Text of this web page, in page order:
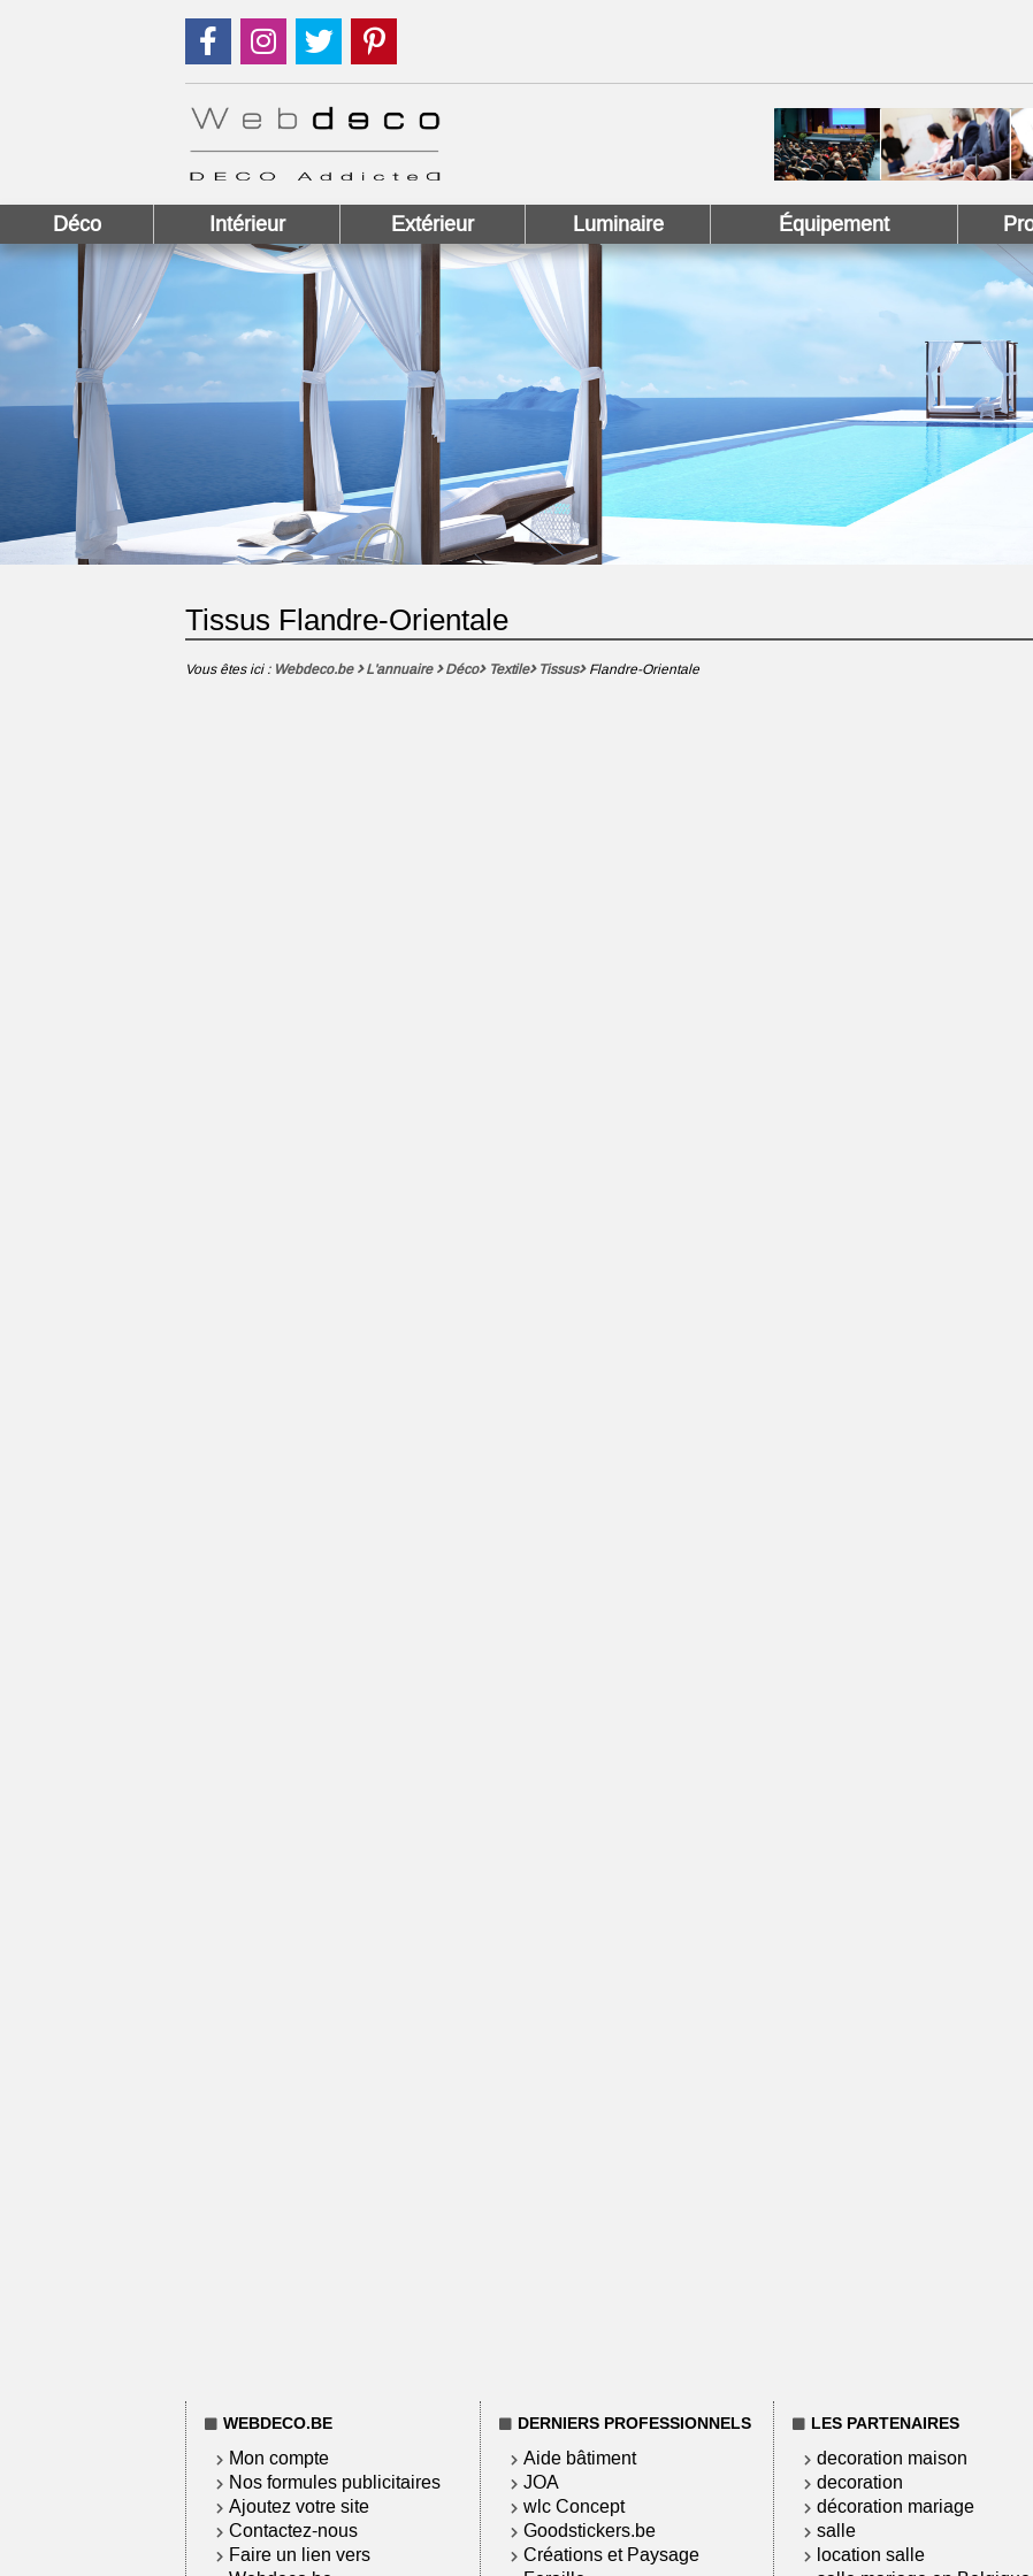
Suivez nous sur Facebook !
Suivez nous sur Instagram !
Suivez nous sur Twitter !
Déco Intérieur Extérieur Luminaire Équipement
Tissus Flandre-Orientale
Vous êtes ici : Webdeco.be L'annuaire Déco Textile Tissus Flandre-Orientale
WEBDECO.BE
Mon compte
Nos formules publicitaires
Ajoutez votre site
Contactez-nous
Faire un lien vers
DERNIERS PROFESSIONNELS
Aide bâtiment
JOA
wlc Concept
Goodstickers.be
Créations et Paysage
LES PARTENAIRES
decoration maison
decoration
décoration mariage
salle
location salle